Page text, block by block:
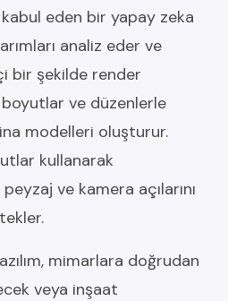
eden bir yapay zeka
analiz eder ve
bir şekilde render
ve düzenlerle
modelleri oluşturur.
kullanarak
ve kamera açılarını
mimarlara doğrudan
veya inşaat